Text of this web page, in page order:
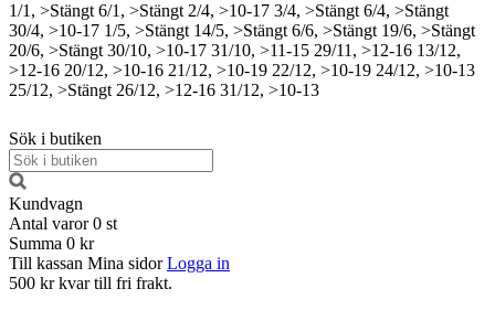
1/1, >Stängt 6/1, >Stängt 2/4, >10-17 3/4, >Stängt 6/4, >Stängt
30/4, >10-17 1/5, >Stängt 14/5, >Stängt 6/6, >Stängt 19/6, >Stängt
20/6, >Stängt 30/10, >10-17 31/10, >11-15 29/11, >12-16 13/12,
>12-16 20/12, >10-16 21/12, >10-19 22/12, >10-19 24/12, >10-13
25/12, >Stängt 26/12, >12-16 31/12, >10-13
Sök i butiken
Kundvagn
Antal varor 0 st
Summa 0 kr
Till kassan Mina sidor Logga in
500 kr kvar till fri frakt.